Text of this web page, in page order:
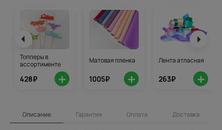
Топперы в
ассортименте
428₽ +
Матовая пленка
1005₽ +
Лента атласная
263₽ +
Описание Гарантия Оплата Доставка